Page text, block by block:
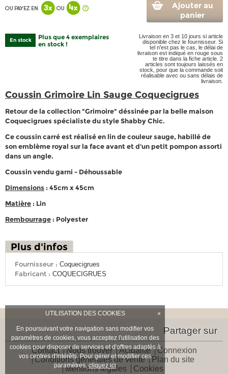
UTILISATION DES COOKIES ×
En poursuivant votre navigation sans modifier vos
paramètres de cookies, vous acceptez l'utilisation des
cookies pour disposer de services et d'offres adaptés à
vos centres d'intérêts. Pour gérer et modifier ces
paramètres,cliquez ici
Ajouter au
panier
En stock
Plus que 4 exemplaires
en stock !
Livraison en 3 et 10 jours si article
disponible chez le fournisseur. Si
tel n'est pas le cas, le délai de
livraison est indiqué en rouge sous
te titre dans la fiche article. 2
articles sont toujours laissés en
stock, pour que la commande soit
réalisable avec ou sans délais de
livraison.
Coussin Grimoire Lin Sauge Coquecigrues
Retour de la collection "Grimoire" déssinée par la belle maison
Coquecigrues spécialiste du style Shabby Chic.
Ce coussin carré est réalisé en lin de couleur sauge, habillé de
son emblème royal sur la face avant et d'un petit pompon assorti
dans un angle.
Coussin vendu garni - Déhoussable
Dimensions : 45cm x 45cm
Matière : Lin
Rembourrage : Polyester
Plus d'infos
Fournisseur : Coquecigrues
Fabricant : COQUECIGRUES
Partager sur
Contact Nous trouver Actualité
Connexion
Conditions générales de vente
Plan du site
Mentions légales
Cookies